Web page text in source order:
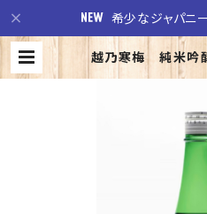
希少なジャパニ
越乃寒梅 純米吟
あまね 1800ｍ